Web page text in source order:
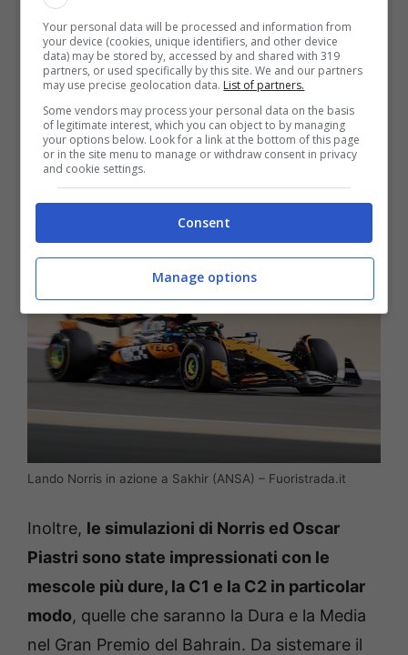
Uno dei passi in avanti più
importanti è il sostanziale equilibrio che la
vettura di Woking ha mostrato con
temperature diverse, dimostrando di aver
fatto dei progressi con più caldo, aspetto che
limitava la vecchia monoposto lo scorso
anno.
Lando Norris in azione a Sakhir (ANSA) – Fuoristrada.it
Inoltre, le simulazioni di Norris ed Oscar
Piastri sono state impressionati con le
mescole più dure, la C1 e la C2 in particolar
modo, quelle che saranno la Dura e la Media
nel Gran Premio del Bahrain. Da sistemare il
Your personal data will be processed and information from
your device (cookies, unique identifiers, and other device
data) may be stored by, accessed by and shared with 319
partners, or used specifically by this site. We and our partners
may use precise geolocation data. List of partners.
Some vendors may process your personal data on the basis
of legitimate interest, which you can object to by managing
your options below. Look for a link at the bottom of this page
or in the site menu to manage or withdraw consent in privacy
and cookie settings.
Consent
Manage options